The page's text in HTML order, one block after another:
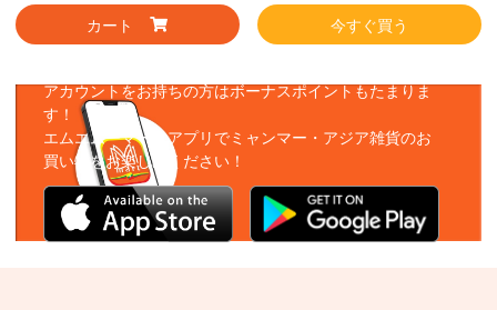
カート 今すぐ買う
アカウントをお持ちの方はボーナスポイントもたまりま
す！
エムエムーマートアプリでミャンマー・アジア雑貨のお
買い物をお楽しみください！